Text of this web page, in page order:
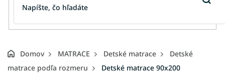
Domov MATRACE Detské matrace
Detské
matrace podľa rozmeru
Detské matrace 90x200